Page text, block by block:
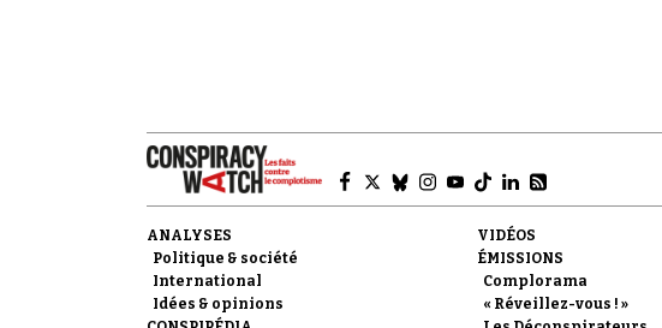
ANALYSES
Politique & société
International
Idées & opinions
VIDÉOS
ÉMISSIONS
Complorama
« Réveillez-vous ! »